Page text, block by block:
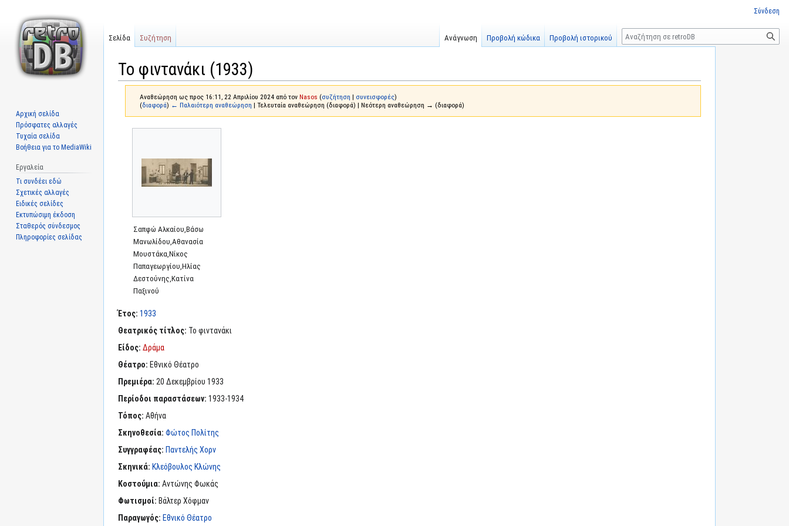
Το φιντανάκι (1933)
Αναθεώρηση ως προς 16:11, 22 Απριλίου 2024 από τον Nasos (συζήτηση | συνεισφορές)
(διαφορά) ← Παλαιότερη αναθεώρηση | Τελευταία αναθεώρηση (διαφορά) | Νεότερη αναθεώρηση → (διαφορά)
πλοήγηση
αναζήτηση
Σαπφώ Αλκαίου,Βάσω
Μανωλίδου,Αθανασία
Μουστάκα,Νίκος
Παπαγεωργίου,Ηλίας
Δεστούνης,Κατίνα
Παξινού
Έτος: 1933
Θεατρικός τίτλος: Το φιντανάκι
Είδος: Δράμα
Θέατρο: Εθνικό Θέατρο
Πρεμιέρα: 20 Δεκεμβρίου 1933
Περίοδοι παραστάσεων: 1933-1934
Τόπος: Αθήνα
Σκηνοθεσία: Φώτος Πολίτης
Συγγραφέας: Παντελής Χορν
Σκηνικά: Κλεόβουλος Κλώνης
Κοστούμια: Αντώνης Φωκάς
Φωτισμοί: Βάλτερ Χόφμαν
Παραγωγός: Εθνικό Θέατρο
Σύνδεση
Σελίδα Συζήτηση Ανάγνωση Προβολή κώδικα Προβολή ιστορικού
Αναζήτηση
Αρχική σελίδα
Πρόσφατες αλλαγές
Τυχαία σελίδα
Βοήθεια για το MediaWiki
Εργαλεία
Τι συνδέει εδώ
Σχετικές αλλαγές
Ειδικές σελίδες
Εκτυπώσιμη έκδοση
Σταθερός σύνδεσμος
Πληροφορίες σελίδας